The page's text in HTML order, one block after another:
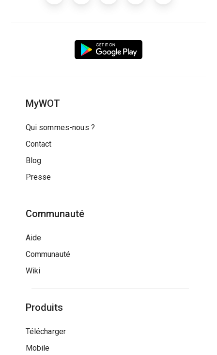
MyWOT
Qui sommes-nous ?
Contact
Blog
Presse
Communauté
Aide
Communauté
Wiki
Produits
Télécharger
Mobile